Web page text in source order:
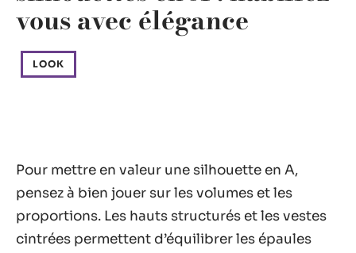
vous avec élégance
LOOK
Pour mettre en valeur une silhouette en A,
pensez à bien jouer sur les volumes et les
proportions. Les hauts structurés et les vestes
cintrées permettent d’équilibrer les épaules